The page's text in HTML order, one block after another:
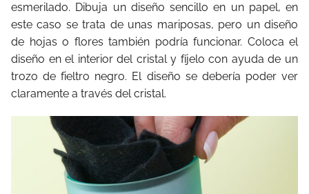
esmerilado. Dibuja un diseño sencillo en un papel, en
este caso se trata de unas mariposas, pero un diseño
de hojas o flores también podría funcionar. Coloca el
diseño en el interior del cristal y fíjelo con ayuda de un
trozo de fieltro negro. El diseño se debería poder ver
claramente a través del cristal.